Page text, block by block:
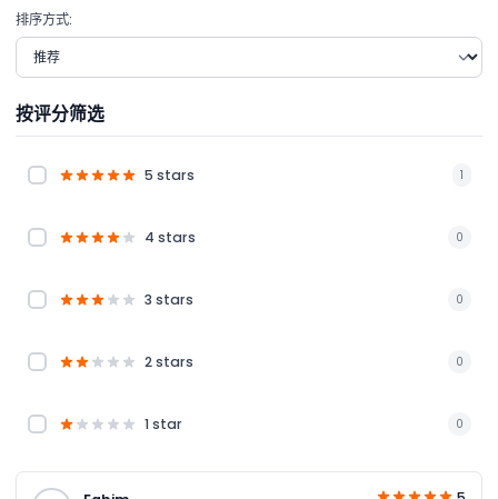
排序方式:
按评分筛选
5 stars 1
4 stars 0
3 stars 0
2 stars 0
1 star 0